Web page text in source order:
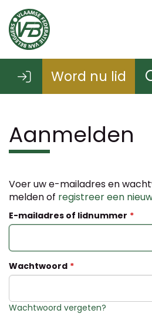
Word nu lid
Aanmelden
Voer uw e-mailadres en
melden of registreer een
E-mailadres of lidnummer
Wachtwoord
Wachtwoord vergeten?